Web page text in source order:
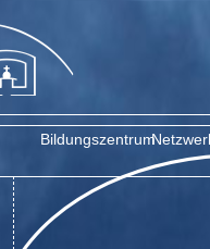
Bildungszentrum